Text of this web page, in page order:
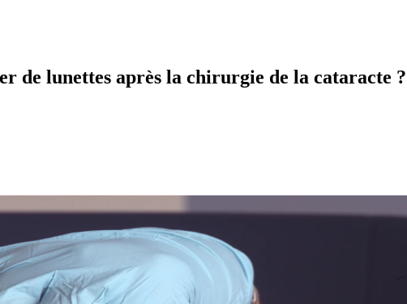
de lunettes après la chirurgie de la cataracte ?